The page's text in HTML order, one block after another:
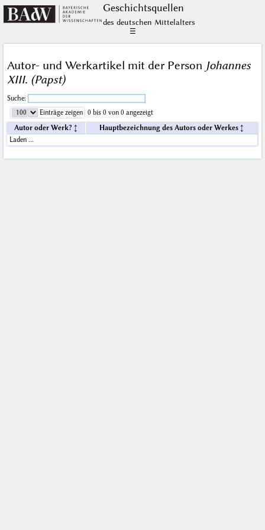
Geschichts­quellen
des deutschen Mittelalters
☰
Autor- und Werkartikel mit der Person Johannes
XIII. (Papst)
Suche:
Einträge zeigen
0 bis 0 von 0 angezeigt
Autor oder Werk?
Hauptbezeichnung des Autors oder Werkes
Laden …